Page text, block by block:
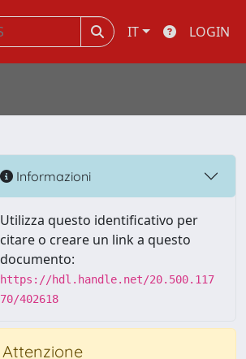
IT LOGIN
Informazioni
Utilizza questo identificativo per
citare o creare un link a questo
documento:
https://hdl.handle.net/20.500.117
70/402618
Attenzione